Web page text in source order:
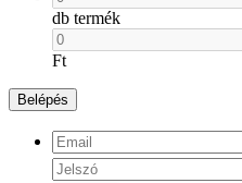
db termék
Ft
Belépés